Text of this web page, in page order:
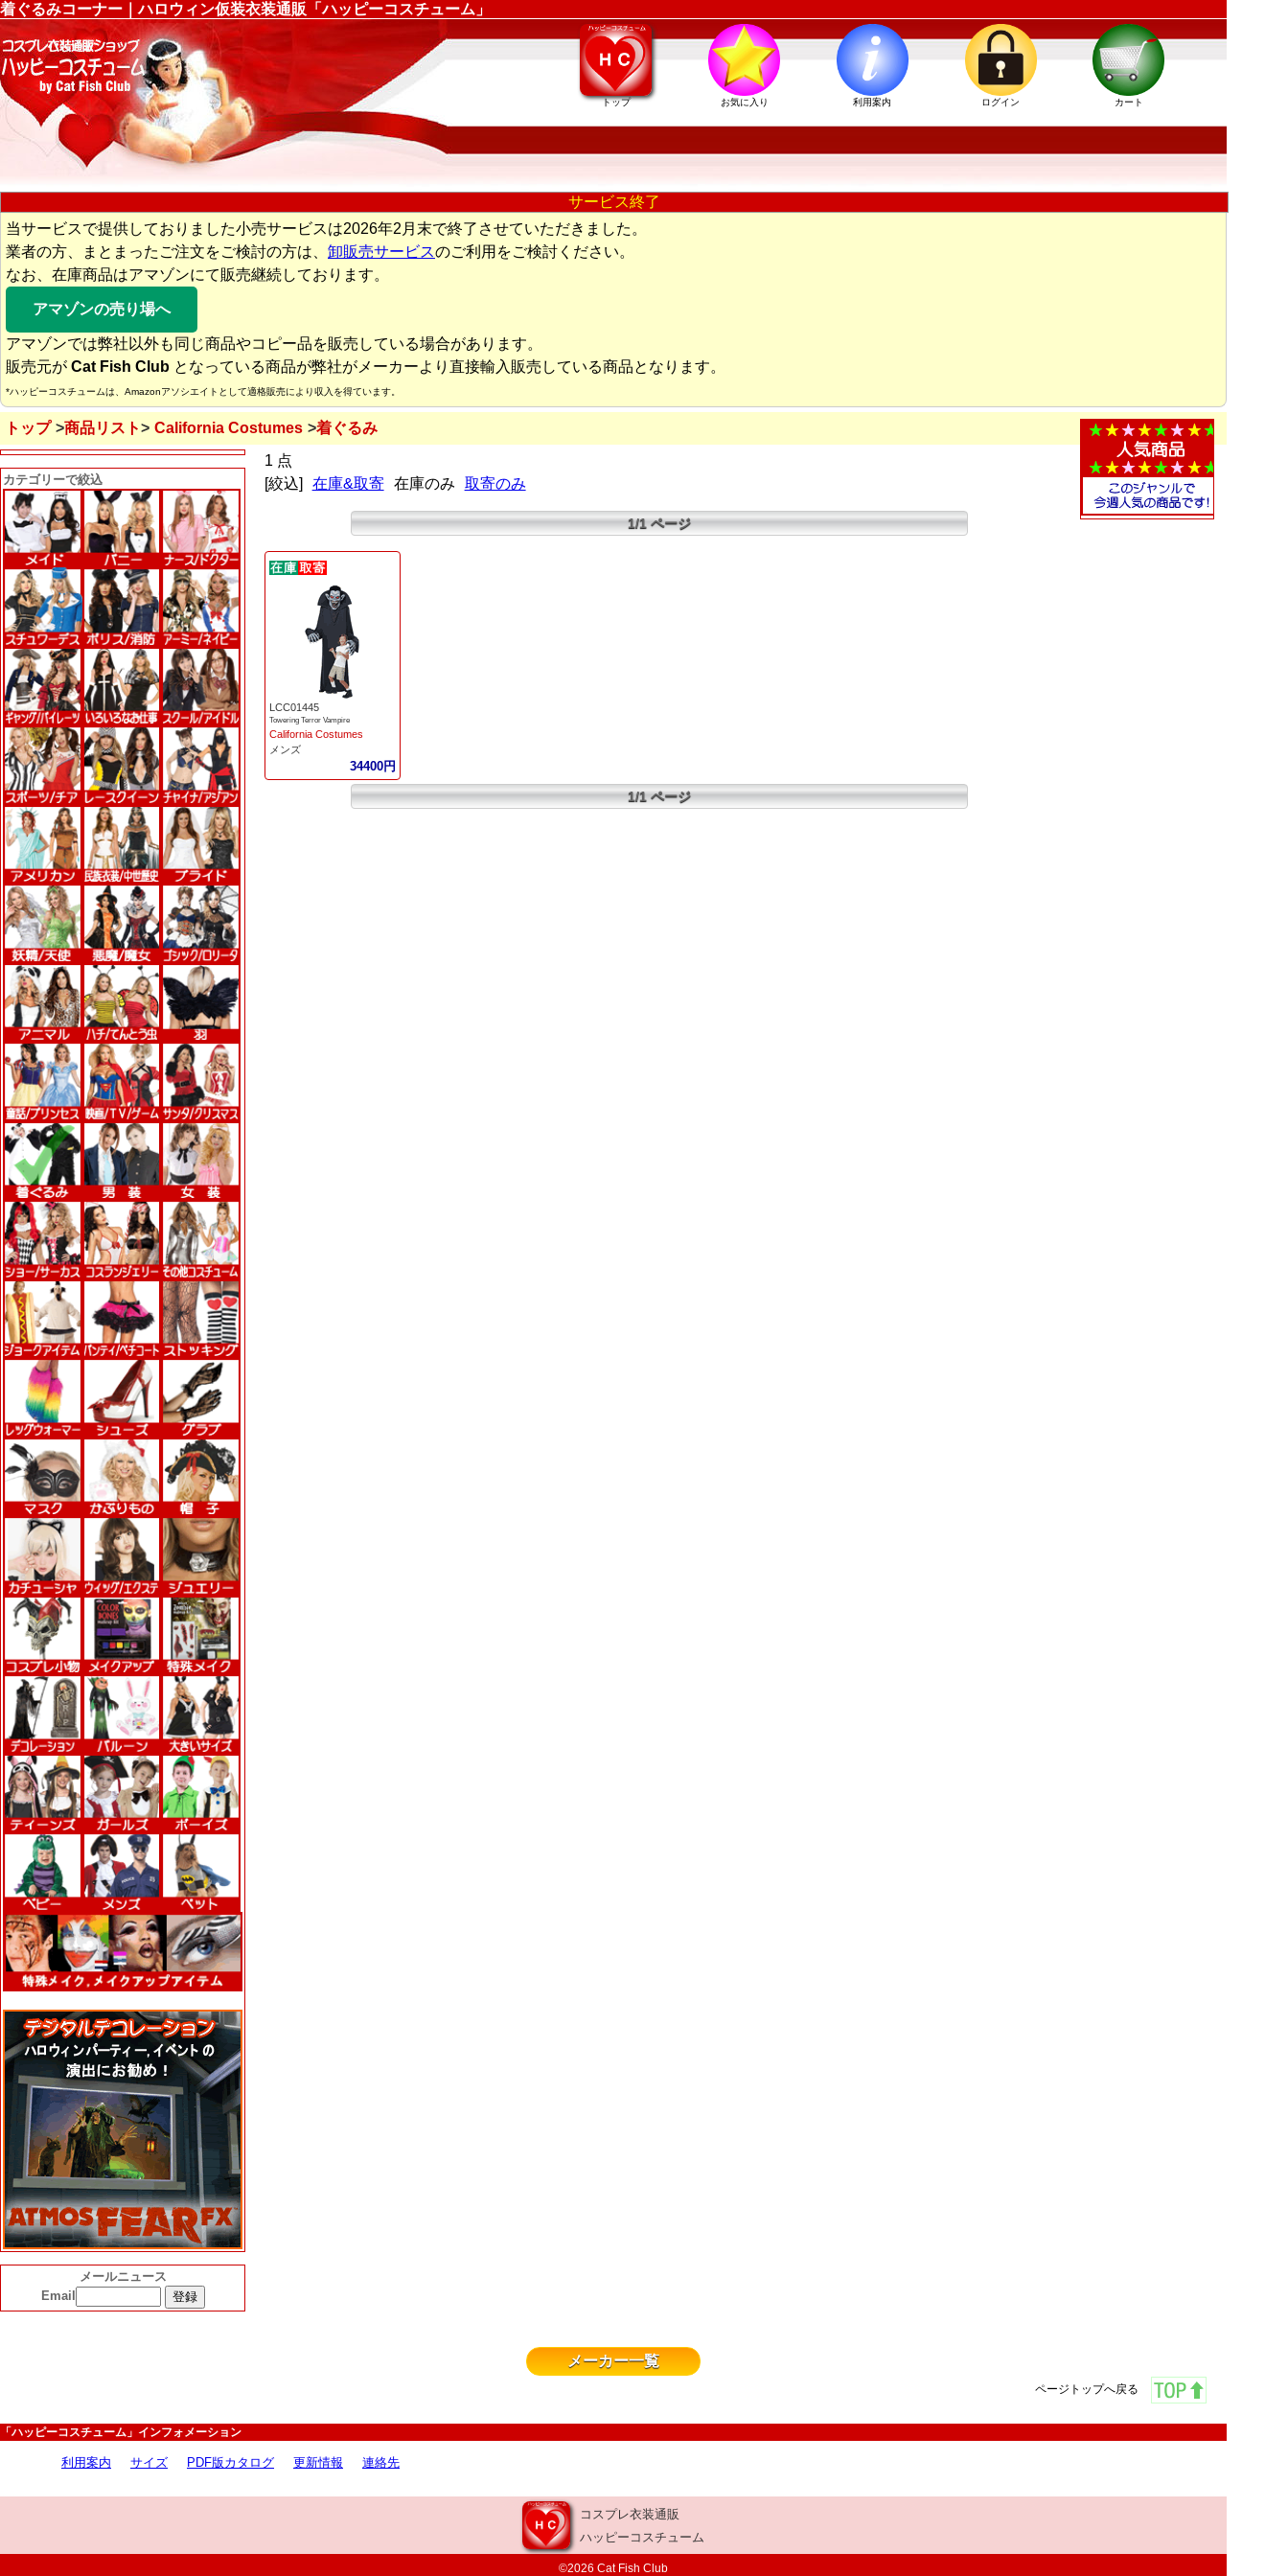
着ぐるみコーナー｜ハロウィン仮装衣装通販「ハッピーコスチューム」
トップ お気に入り 利用案内 ログイン カート
サービス終了
当サービスで提供しておりました小売サービスは2026年2月末で終了させていただきました。
業者の方、まとまったご注文をご検討の方は、 卸販売サービスのご利用をご検討ください。
なお、在庫商品はアマゾンにて販売継続しております。
アマゾンの売り場へ
アマゾンでは弊社以外も同じ商品やコピー品を販売している場合があります。
販売元が Cat Fish Club となっている商品が弊社がメーカーより直接輸入販売している商品となります。
*ハッピーコスチュームは、Amazonアソシエイトとして適格販売により収入を得ています。
トップ 商品リスト California Costumes 着ぐるみ
カテゴリーで絞込
メールニュース
Email
1 点
[絞込]
在庫&取寄 在庫のみ 取寄のみ
1/1 ページ
LCC01445
Towering Terror Vampire
California Costumes
メンズ
34400円
1/1 ページ
メーカー一覧
ページトップへ戻る
「ハッピーコスチューム」インフォメーション
利用案内 サイズ PDF版カタログ 更新情報 連絡先
コスプレ衣装通販
ハッピーコスチューム
©2026 Cat Fish Club